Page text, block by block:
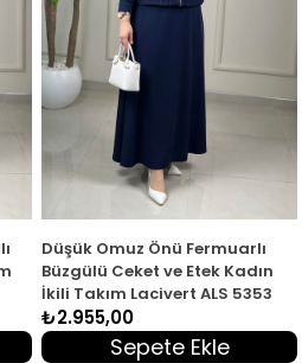
Düşük Omuz Önü Fermuarlı
Büzgülü Ceket ve Etek Kadın
İkili Takım Lacivert ALS 5353
₺2.955,00
Sepete Ekle